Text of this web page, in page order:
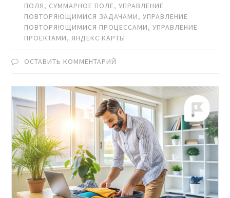
ПОЛЯ, СУММАРНОЕ ПОЛЕ,УПРАВЛЕНИЕ
ПОВТОРЯЮЩИМИСЯ ЗАДАЧАМИ,УПРАВЛЕНИЕ
ПОВТОРЯЮЩИМИСЯ ПРОЦЕССАМИ,УПРАВЛЕНИЕ
ПРОЕКТАМИ, ЯНДЕКС КАРТЫ
ОСТАВИТЬ КОММЕНТАРИЙ